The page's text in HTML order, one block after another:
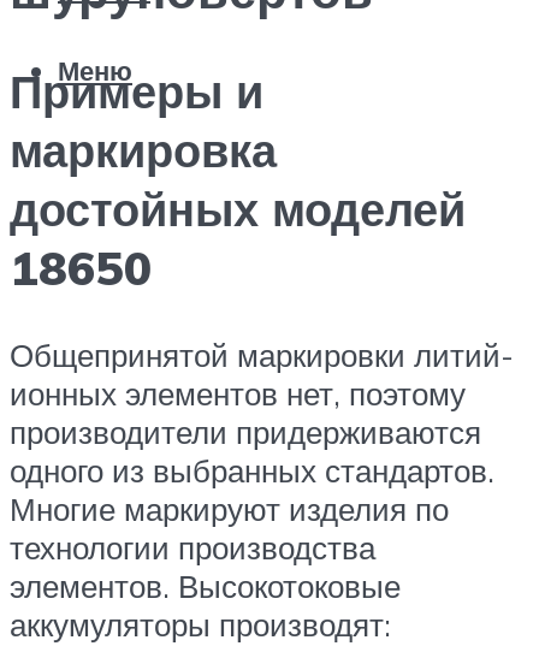
Меню
Примеры и
маркировка
достойных моделей
18650
Общепринятой маркировки литий-
ионных элементов нет, поэтому
производители придерживаются
одного из выбранных стандартов.
Многие маркируют изделия по
технологии производства
элементов. Высокотоковые
аккумуляторы производят: